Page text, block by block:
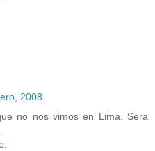
2008
no nos vimos en Lima. Sera